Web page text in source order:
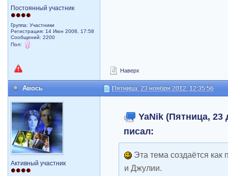
Постоянный участник
Группа: Участники
Регистрация: 14 Июн 2008, 17:58
Сообщений: 2200
Пол:
Наверх
Авось Пятница, 23 ноября 2012, 12:35:56
Активный участник
YaNik (Пятница, 23
писал:
Эта тема создаётся
и Джулии.